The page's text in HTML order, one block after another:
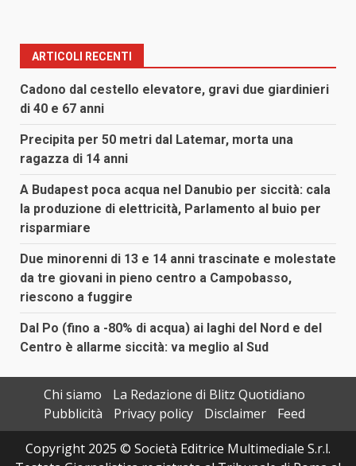
ARTICOLI RECENTI
Cadono dal cestello elevatore, gravi due giardinieri
di 40 e 67 anni
Precipita per 50 metri dal Latemar, morta una
ragazza di 14 anni
A Budapest poca acqua nel Danubio per siccità: cala
la produzione di elettricità, Parlamento al buio per
risparmiare
Due minorenni di 13 e 14 anni trascinate e molestate
da tre giovani in pieno centro a Campobasso,
riescono a fuggire
Dal Po (fino a -80% di acqua) ai laghi del Nord e del
Centro è allarme siccità: va meglio al Sud
Chi siamo
La Redazione di Blitz Quotidiano
Pubblicità
Privacy policy Disclaimer
Feed
Copyright 2025 © Società Editrice Multimediale S.r.l.